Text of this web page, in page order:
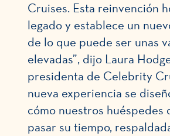
Cruises. Esta reinvención
legado y establece un
de lo que puede ser unas
elevadas”, dijo Laura
presidenta de Celebrity
nueva experiencia se
cómo nuestros huéspedes
pasar su tiempo,